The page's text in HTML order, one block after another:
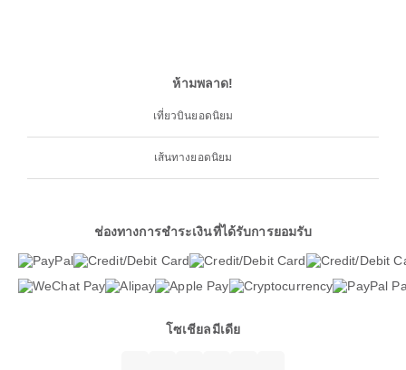
ห้ามพลาด!
เที่ยวบินยอดนิยม
เส้นทางยอดนิยม
ช่องทางการชำระเงินที่ได้รับการยอมรับ
โซเชียลมีเดีย